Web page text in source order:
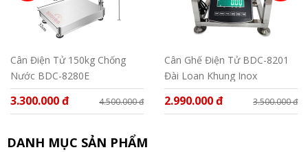
Cân Điện Tử 150kg Chống
Nước BDC-8280E
3.300.000 đ 4.500.000 đ
Cân Ghế Điện Tử BDC-8201
Đài Loan Khung Inox
2.990.000 đ 3.500.000 đ
DANH MỤC SẢN PHẨM